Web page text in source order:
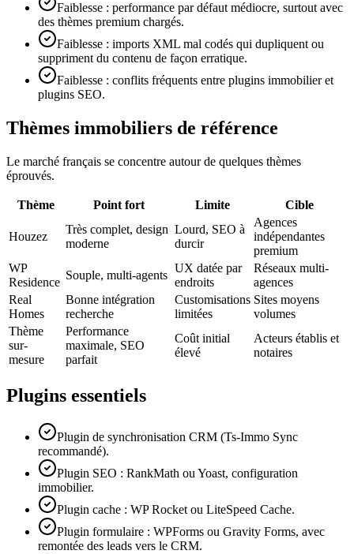
Faiblesse : performance par défaut médiocre, surtout avec
des thèmes premium chargés.
Faiblesse : imports XML mal codés qui dupliquent ou
suppriment du contenu de façon erratique.
Faiblesse : conflits fréquents entre plugins immobilier et
plugins SEO.
Thèmes immobiliers de référence
Le marché français se concentre autour de quelques thèmes
éprouvés.
Thème Point fort Limite Cible
Houzez
Très complet, design
moderne
Lourd, SEO à
durcir
Agences
indépendantes
premium
WP
Residence
Souple, multi-agents
UX datée par
endroits
Réseaux multi-
agences
Real
Homes
Bonne intégration
recherche
Customisations
limitées
Sites moyens
volumes
Thème
sur-
mesure
Performance
maximale, SEO
parfait
Coût initial
élevé
Acteurs établis et
notaires
Plugins essentiels
Plugin de synchronisation CRM (Ts-Immo Sync
recommandé).
Plugin SEO : RankMath ou Yoast, configuration
immobilier.
Plugin cache : WP Rocket ou LiteSpeed Cache.
Plugin formulaire : WPForms ou Gravity Forms, avec
remontée des leads vers le CRM.